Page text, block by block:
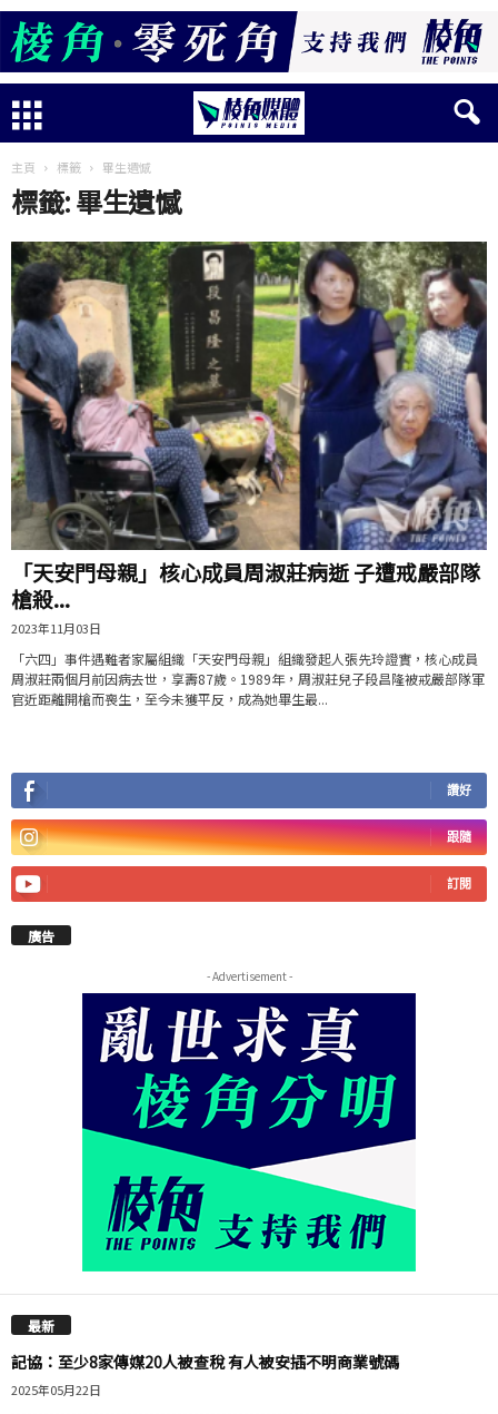
主頁 標籤 畢生遺憾
標籤: 畢生遺憾
「天安門母親」核心成員周淑莊病逝 子遭戒嚴部隊
槍殺...
2023年11月03日
「六四」事件遇難者家屬組織「天安門母親」組織發起人張先玲證實，核心成員
周淑莊兩個月前因病去世，享壽87歲。1989年，周淑莊兒子段昌隆被戒嚴部隊軍
官近距離開槍而喪生，至今未獲平反，成為她畢生最...
讚好
跟隨
訂閱
廣告
- Advertisement -
最新
記協：至少8家傳媒20人被查稅 有人被安插不明商業號碼
2025年05月22日